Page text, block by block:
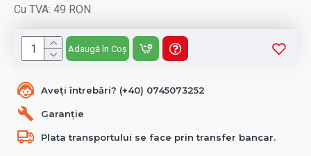
Aveți întrebări? (+40) 0745073252
Garanție
Plata transportului se face prin transfer bancar.
Cu TVA: 49 RON
Adaugă în Coș